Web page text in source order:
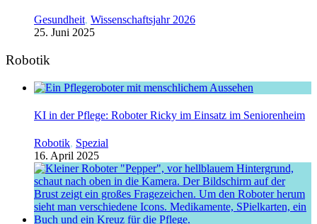
Gesundheit, Wissenschaftsjahr 2026
25. Juni 2025
Robotik
KI in der Pflege: Roboter Ricky im Einsatz im Seniorenheim
Robotik, Spezial
16. April 2025